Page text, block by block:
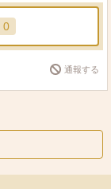
0
通報する